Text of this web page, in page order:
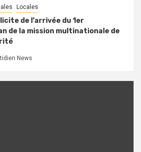
Locales
de l’arrivée du 1er
de la mission multinationale de
News